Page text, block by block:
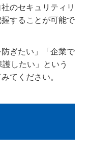
のセキュリティリ
することが可能で
防ぎたい」「企業で
したい」という
てください。